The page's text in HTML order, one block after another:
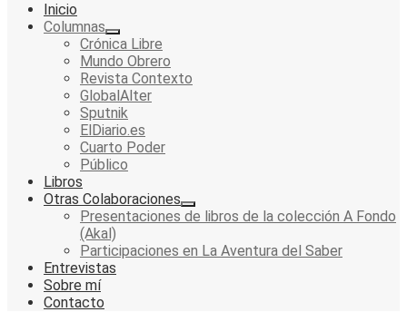
Inicio
Columnas
Crónica Libre
Mundo Obrero
Revista Contexto
GlobalAlter
Sputnik
ElDiario.es
Cuarto Poder
Público
Libros
Otras Colaboraciones
Presentaciones de libros de la colección A Fondo
(Akal)
Participaciones en La Aventura del Saber
Entrevistas
Sobre mí
Contacto